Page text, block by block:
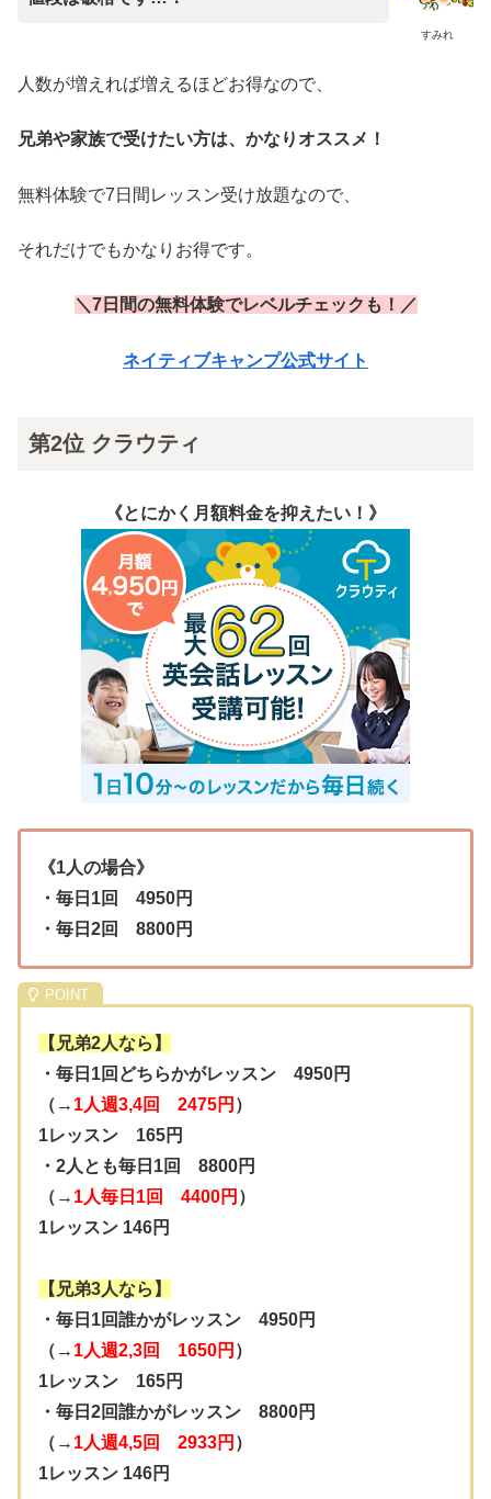
すみれ
人数が増えれば増えるほどお得なので、
兄弟や家族で受けたい方は、かなりオススメ！
無料体験で7日間レッスン受け放題なので、
それだけでもかなりお得です。
＼7日間の無料体験でレベルチェックも！／
ネイティブキャンプ公式サイト
第2位 クラウティ
《とにかく月額料金を抑えたい！》
《1人の場合》
・毎日1回 4950円
・毎日2回 8800円
【兄弟2人なら】
・毎日1回どちらかがレッスン 4950円
（→ 1人週3,4回 2475円 ）
1レッスン 165円
・2人とも毎日1回 8800円
（→ 1人毎日1回 4400円 ）
1レッスン 146円
【兄弟3人なら】
・毎日1回誰かがレッスン 4950円
（→ 1人週2,3回 1650円 ）
1レッスン 165円
・毎日2回誰かがレッスン 8800円
（→ 1人週4,5回 2933円 ）
1レッスン 146円